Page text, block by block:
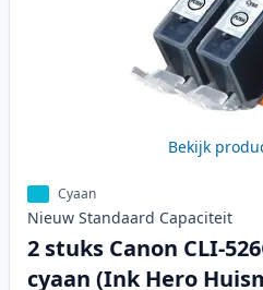
Bekijk
Cyaan
Nieuw Standaard Capaciteit
2 stuks Canon CLI-
cyaan (Ink Hero